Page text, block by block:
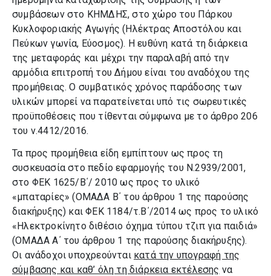
συμβάσεων στο ΚΗΜΔΗΣ, στο χώρο του Πάρκου
Κυκλοφοριακής Αγωγής (Ηλέκτρας Αποστόλου και
Πεύκων γωνία, Εύοσμος). Η ευθύνη κατά τη διάρκεια
της μεταφοράς και μέχρι την παραλαβή από την
αρμόδια επιτροπή του Δήμου είναι του αναδόχου της
προμήθειας. Ο συμβατικός χρόνος παράδοσης των
υλικών μπορεί να παρατείνεται υπό τις σωρευτικές
προϋποθέσεις που τίθενται σύμφωνα με το άρθρο 206
του ν.4412/2016.
Τα προς προμήθεια είδη εμπίπτουν ως προς τη
συσκευασία στο πεδίο εφαρμογής του Ν.2939/2001,
στο ΦΕΚ 1625/Β΄/ 2010 ως προς το υλικό
«μπαταρίες» (ΟΜΑΔΑ Β΄ του άρθρου 1 της παρούσης
διακήρυξης) και ΦΕΚ 1184/τ.Β΄/2014 ως προς το υλικό
«Ηλεκτροκίνητο διθέσιο όχημα τύπου τζιπ για παιδιά»
(ΟΜΑΔΑ Α΄ του άρθρου 1 της παρούσης διακήρυξης).
Οι ανάδοχοι υποχρεούνται κατά την υπογραφή της
σύμβασης και καθ’ όλη τη διάρκεια εκτέλεσης να